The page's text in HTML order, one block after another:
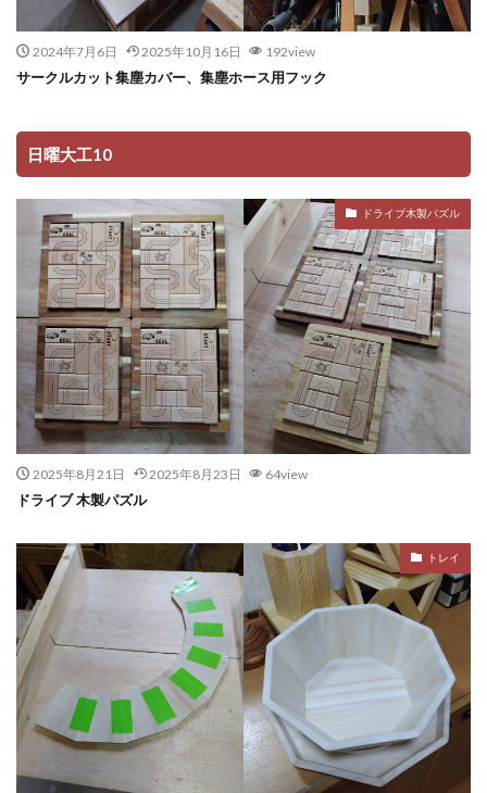
2024年7月6日 2025年10月16日 192view
サークルカット集塵カバー、集塵ホース用フック
日曜大工10
ドライブ木製パズル
2025年8月21日 2025年8月23日 64view
ドライブ 木製パズル
トレイ